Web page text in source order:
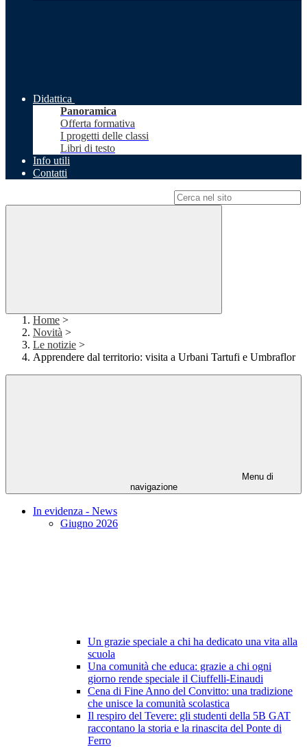
Didattica
Panoramica
Offerta formativa
I progetti delle classi
Libri di testo
Info utili
Contatti
Home >
Novità >
Le notizie >
Apprendere dal territorio: visita a Urbani Tartufi e Umbraflor
Menu di
navigazione
In evidenza - News
Giugno 2026
Un grazie speciale a chi ha dedicato una vita alla
scuola
Una comunità che educa: grazie a chi ogni
giorno rende speciale il Ciuffelli-Einaudi
Cena di Fine Anno del Convitto: una tradizione
che unisce la comunità scolastica
Il respiro del Tevere: gli studenti della 5B GAT
raccontano la storia e la rinascita del Ponte di
Ferro